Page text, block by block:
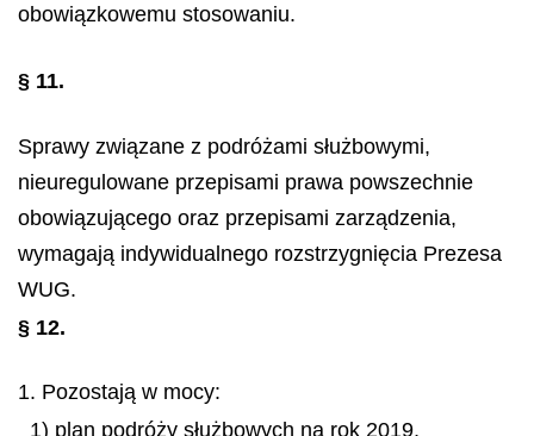
obowiązkowemu stosowaniu.
§ 11.
Sprawy związane z podróżami służbowymi,
nieuregulowane przepisami prawa powszechnie
obowiązującego oraz przepisami zarządzenia,
wymagają indywidualnego rozstrzygnięcia Prezesa
WUG.
§ 12.
1. Pozostają w mocy:
1) plan podróży służbowych na rok 2019,